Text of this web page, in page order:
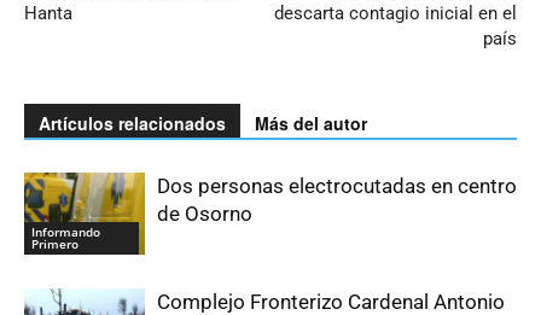
Hanta
descarta contagio inicial en el
país
Artículos relacionados Más del autor
Informando
Primero
Dos personas electrocutadas en centro
de Osorno
Complejo Fronterizo Cardenal Antonio